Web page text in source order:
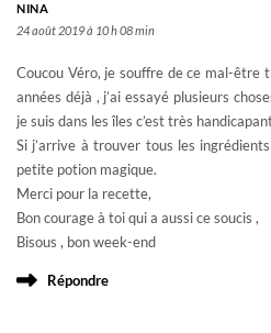
NINA
24 août 2019 à 10 h 08 min
Coucou Véro, je souffre de ce mal-être
années déjà , j’ai essayé plusieurs
je suis dans les îles c’est très
Si j’arrive à trouver tous les
petite potion magique.
Merci pour la recette,
Bon courage à toi qui a aussi ce soucis ,
Bisous , bon week-end
Répondre